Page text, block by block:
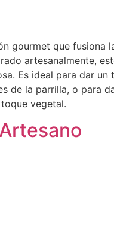
gourmet que
artesanalmente,
Es ideal para dar
de la parrilla, o para
vegetal.